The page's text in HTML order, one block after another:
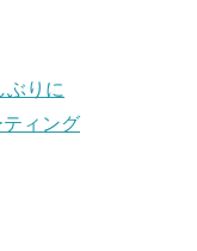
ぶりに
ィング